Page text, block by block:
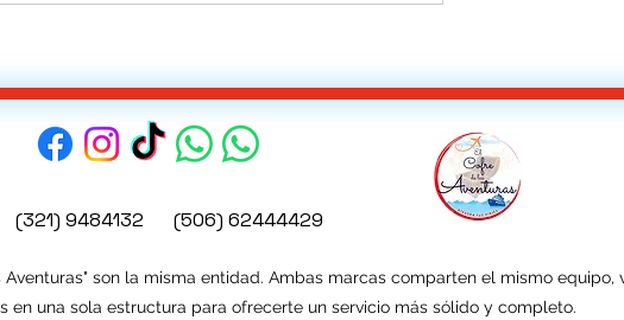
(321) 9484132 (506) 62444429
son la misma entidad. Ambas marcas comparten el mismo equipo,
en una sola estructura para ofrecerte un servicio más sólido y completo.